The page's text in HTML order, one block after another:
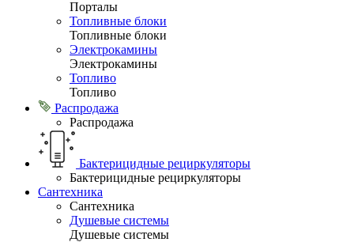
Порталы
Топливные блоки
Топливные блоки
Электрокамины
Электрокамины
Топливо
Топливо
Распродажа
Распродажа
Бактерицидные рециркуляторы
Бактерицидные рециркуляторы
Сантехника
Сантехника
Душевые системы
Душевые системы